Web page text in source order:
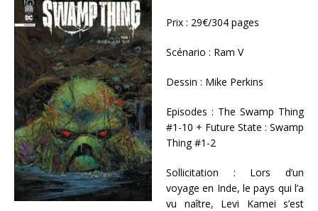
Prix : 29€/304 pages
Scénario : Ram V
Dessin : Mike Perkins
Episodes : The Swamp Thing
#1-10 + Future State : Swamp
Thing #1-2
Sollicitation : Lors d’un
voyage en Inde, le pays qui l’a
vu naître, Levi Kamei s’est